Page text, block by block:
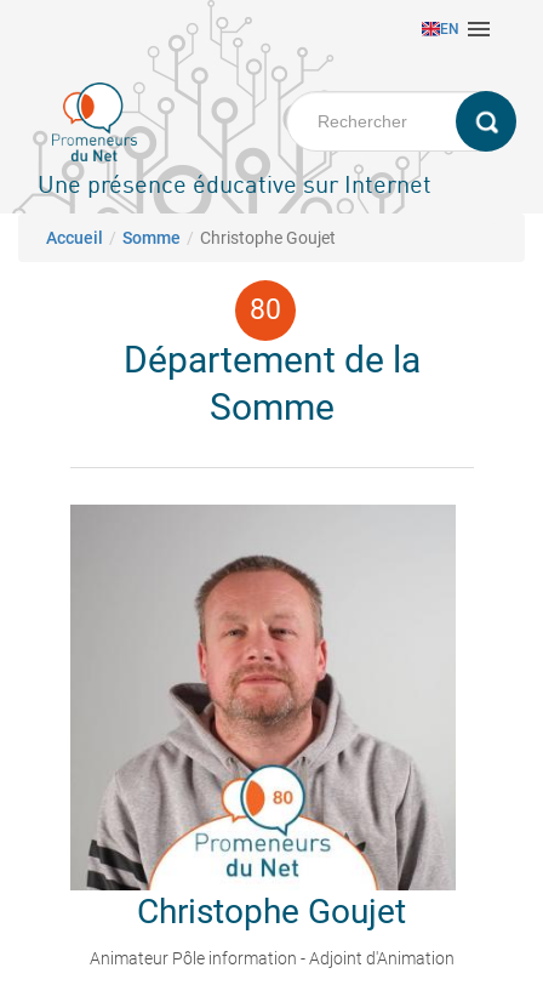
principal
EN 
Une présence éducative sur Internet
Fil d'Ariane
Accueil Somme Christophe Goujet
Département de la
Somme
Christophe Goujet
Animateur Pôle information - Adjoint d'Animation